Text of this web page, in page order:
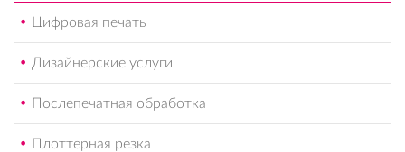
Цифровая печать
Дизайнерские услуги
Послепечатная обработка
Плоттерная резка